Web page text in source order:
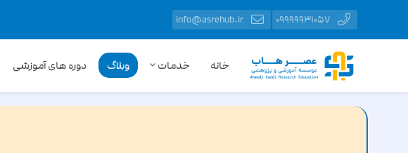
09999931057
info@asrehub.ir
خانه خدمات وبلاگ دوره های آموزشی